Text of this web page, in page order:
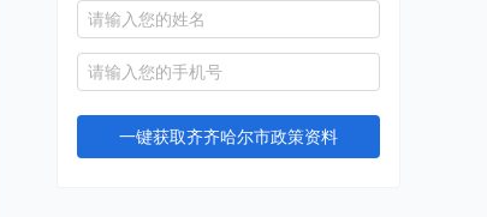
一键获取齐齐哈尔市政策资料